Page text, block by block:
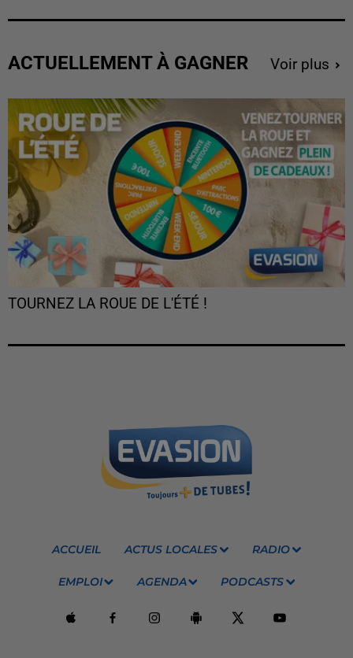
ACTUELLEMENT À GAGNER Voir plus
TOURNEZ LA ROUE DE L'ÉTÉ !
ACCUEIL ACTUS LOCALES RADIO
EMPLOI AGENDA PODCASTS